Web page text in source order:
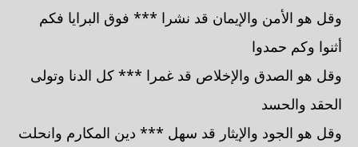
وقل هو الأمن والإيمان قد نشرا *** فوق البرايا فكم
أثنوا وكم حمدوا
وقل هو الصدق والإخلاص قد غمرا *** كل الدنا وتولى
الحقد والحسد
وقل هو الجود والإيثار قد سهل *** دين المكارم وانحلت